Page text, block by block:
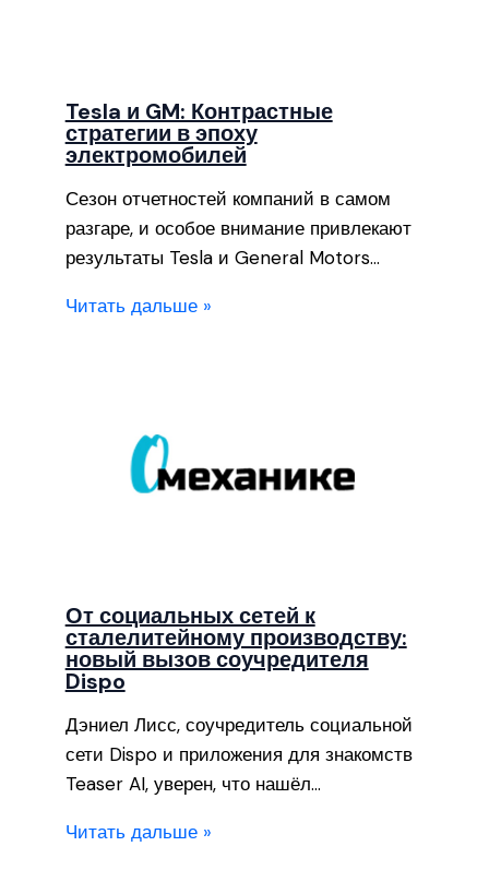
Tesla и GM: Контрастные
стратегии в эпоху
электромобилей
Сезон отчетностей компаний в самом
разгаре, и особое внимание привлекают
результаты Tesla и General Motors…
Читать дальше »
От социальных сетей к
сталелитейному производству:
новый вызов соучредителя
Dispo
Дэниел Лисс, соучредитель социальной
сети Dispo и приложения для знакомств
Teaser AI, уверен, что нашёл…
Читать дальше »